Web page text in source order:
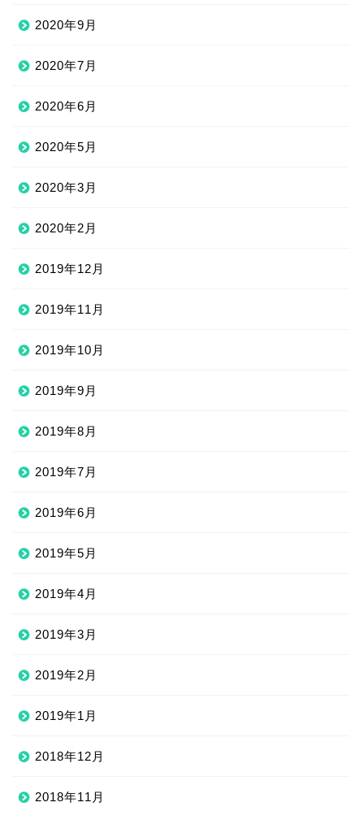
2020年9月
2020年7月
2020年6月
2020年5月
2020年3月
2020年2月
2019年12月
2019年11月
2019年10月
2019年9月
2019年8月
2019年7月
2019年6月
2019年5月
2019年4月
2019年3月
2019年2月
2019年1月
2018年12月
2018年11月